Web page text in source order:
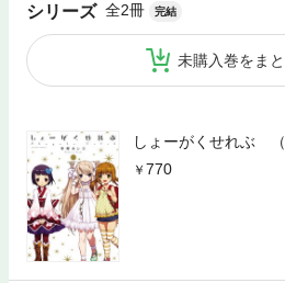
シリーズ 全2冊 完結
未購入巻をま
しょーがくせれぶ （
770